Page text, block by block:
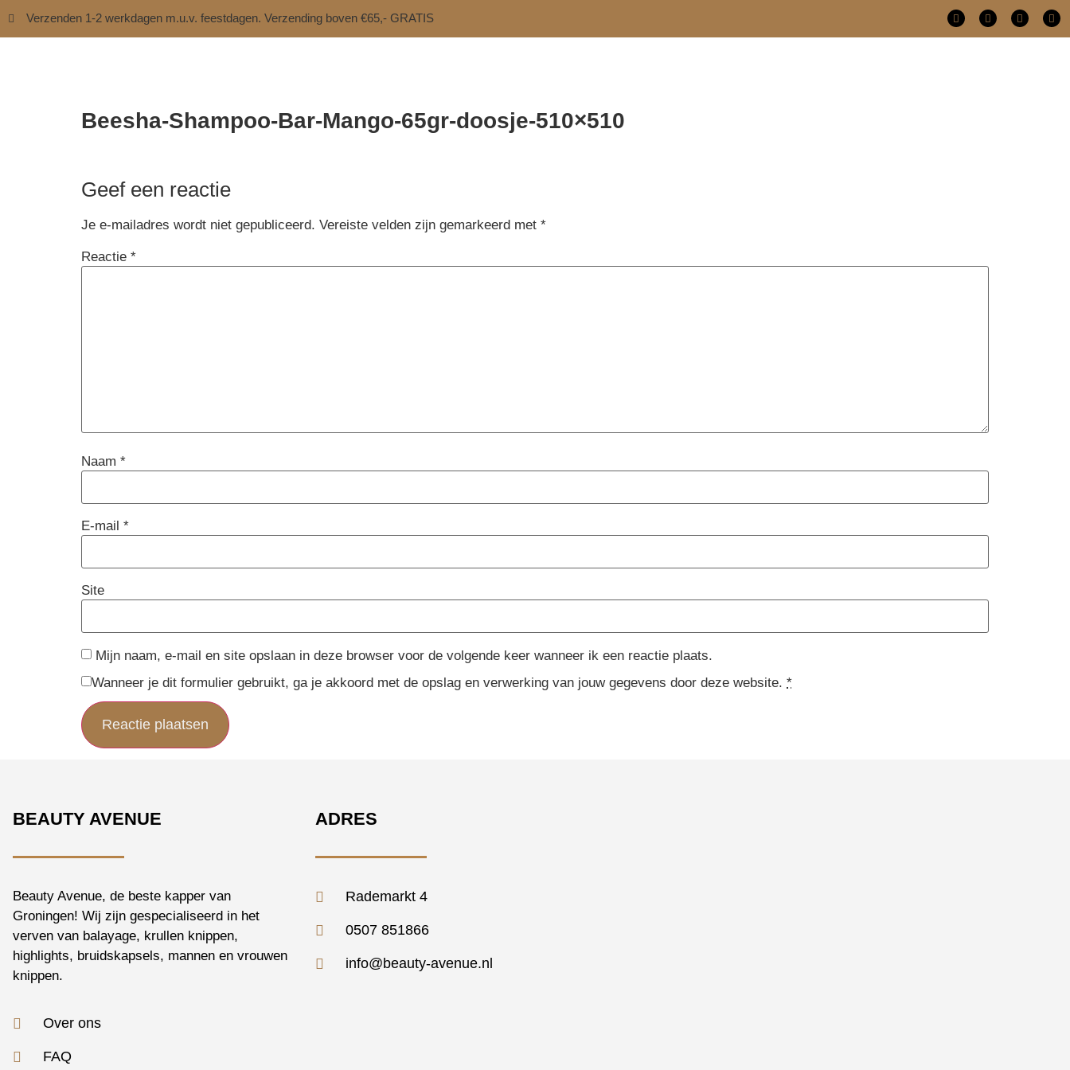
Verzenden 1-2 werkdagen m.u.v. feestdagen. Verzending boven €65,- GRATIS
Beesha-Shampoo-Bar-Mango-65gr-doosje-510×510
Geef een reactie
Je e-mailadres wordt niet gepubliceerd. Vereiste velden zijn gemarkeerd met *
Reactie *
Naam *
E-mail *
Site
Mijn naam, e-mail en site opslaan in deze browser voor de volgende keer wanneer ik een reactie plaats.
Wanneer je dit formulier gebruikt, ga je akkoord met de opslag en verwerking van jouw gegevens door deze website. *
BEAUTY AVENUE
Beauty Avenue, de beste kapper van
Groningen! Wij zijn gespecialiseerd in het
verven van balayage, krullen knippen,
highlights, bruidskapsels, mannen en vrouwen
knippen.
Over ons
FAQ
ADRES
Rademarkt 4
0507 851866
info@beauty-avenue.nl